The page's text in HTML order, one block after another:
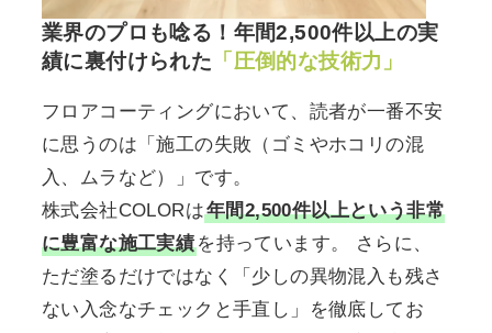
業界のプロも唸る！年間2,500件以上の実
績に裏付けられた 「圧倒的な技術力」
フロアコーティングにおいて、読者が一番不安
に思うのは「施工の失敗（ゴミやホコリの混
入、ムラなど）」です。
株式会社COLORは年間2,500件以上という非常
に豊富な施工実績 を持っています。 さらに、
ただ塗るだけではなく「少しの異物混入も残さ
ない入念なチェックと手直し」を徹底してお